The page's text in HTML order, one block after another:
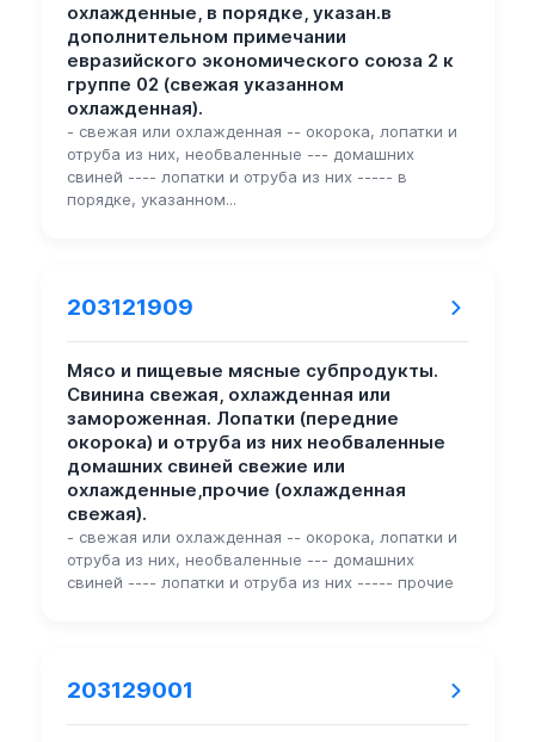
охлажденные, в порядке, указан.в
дополнительном примечании
евразийского экономического союза 2 к
группе 02 (свежая указанном
охлажденная).
- свежая или охлажденная -- окорока, лопатки и
отруба из них, необваленные --- домашних
свиней ---- лопатки и отруба из них ----- в
порядке, указанном...
203121909
Мясо и пищевые мясные субпродукты.
Свинина свежая, охлажденная или
замороженная. Лопатки (передние
окорока) и отруба из них необваленные
домашних свиней свежие или
охлажденные,прочие (охлажденная
свежая).
- свежая или охлажденная -- окорока, лопатки и
отруба из них, необваленные --- домашних
свиней ---- лопатки и отруба из них ----- прочие
203129001